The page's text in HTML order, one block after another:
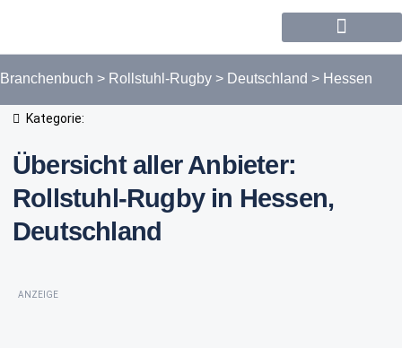
Branchenbuch > Rollstuhl-Rugby > Deutschland > Hessen
Kategorie:
Übersicht aller Anbieter:
Rollstuhl-Rugby in Hessen,
Deutschland
ANZEIGE